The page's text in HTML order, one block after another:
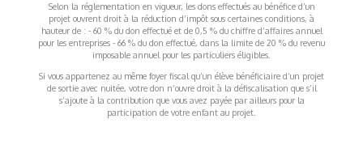
Selon la réglementation en vigueur, les dons effectués au bénéfice d’un
projet ouvrent droit à la réduction d’impôt sous certaines conditions, à
hauteur de : - 60 % du don effectué et de 0,5 % du chiffre d’affaires annuel
pour les entreprises - 66 % du don effectué, dans la limite de 20 % du revenu
imposable annuel pour les particuliers éligibles.
Si vous appartenez au même foyer fiscal qu’un élève bénéficiaire d’un projet
de sortie avec nuitée, votre don n’ouvre droit à la défiscalisation que s’il
s’ajoute à la contribution que vous avez payée par ailleurs pour la
participation de votre enfant au projet.